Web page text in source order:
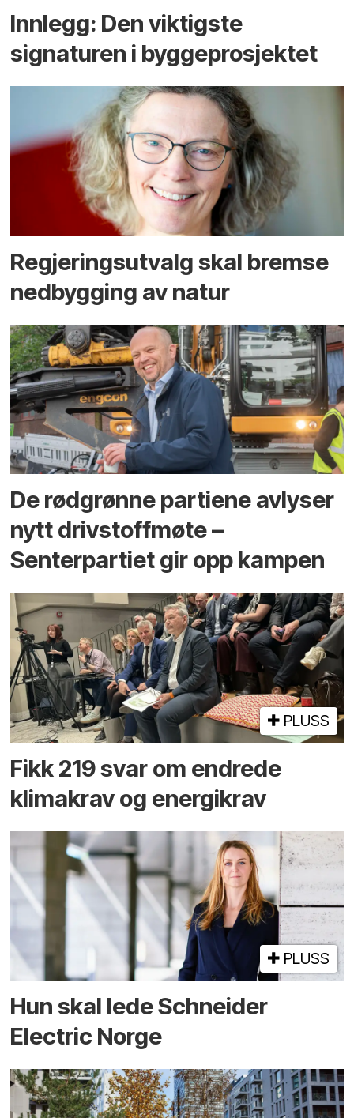
Innlegg: Den viktigste
signaturen i bygge­­prosjektet
Regjerings­utvalg skal bremse
ned­bygging av natur
De rødgrønne partiene avlyser
nytt drivstoffmøte –
Senterpartiet gir opp kampen
PLUSS
Fikk 219 svar om endrede
klimakrav og energikrav
PLUSS
Hun skal lede Schneider
Electric Norge